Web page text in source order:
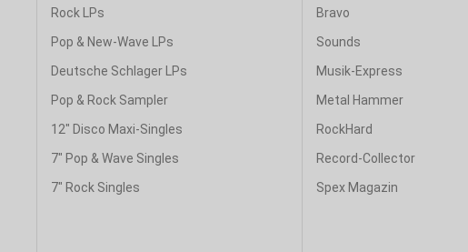
Rock LPs
Pop & New-Wave LPs
Deutsche Schlager LPs
Pop & Rock Sampler
12" Disco Maxi-Singles
7" Pop & Wave Singles
7" Rock Singles
Bravo
Sounds
Musik-Express
Metal Hammer
RockHard
Record-Collector
Spex Magazin